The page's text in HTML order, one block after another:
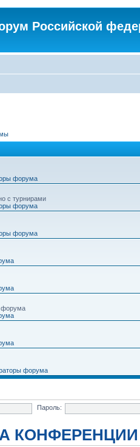
Российской
форума
с турнирами
форума
форума
форума
форума
Пароль:
КОНФЕРЕНЦИИ